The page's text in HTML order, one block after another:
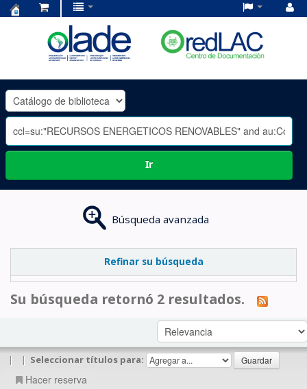
OLADE
-
Ir
Búsqueda avanzada
Refinar su búsqueda
Su búsqueda retornó 2 resultados.
| | Seleccionar títulos para:
Hacer reserva